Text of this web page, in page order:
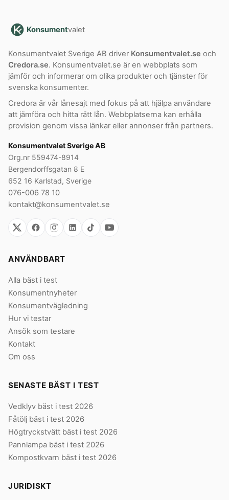
Konsumentvalet
Konsumentvalet Sverige AB driver Konsumentvalet.se och
Credora.se. Konsumentvalet.se är en webbplats som
jämför och informerar om olika produkter och tjänster för
svenska konsumenter.
Credora är vår lånesajt med fokus på att hjälpa användare
att jämföra och hitta rätt lån. Webbplatserna kan erhålla
provision genom vissa länkar eller annonser från partners.
Konsumentvalet Sverige AB
Org.nr 559474-8914
Bergendorffsgatan 8 E
652 16 Karlstad, Sverige
076-006 78 10
kontakt@konsumentvalet.se
ANVÄNDBART
Alla bäst i test
Konsumentnyheter
Konsumentvägledning
Hur vi testar
Ansök som testare
Kontakt
Om oss
SENASTE BÄST I TEST
Vedklyv bäst i test 2026
Fåtölj bäst i test 2026
Högtryckstvätt bäst i test 2026
Pannlampa bäst i test 2026
Kompostkvarn bäst i test 2026
JURIDISKT